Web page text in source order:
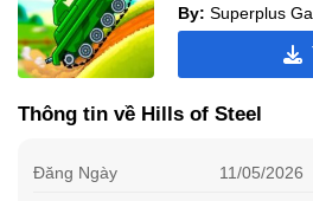
By: Superplus
Thông tin về Hills of Steel
Đăng Ngày 11/05/2026